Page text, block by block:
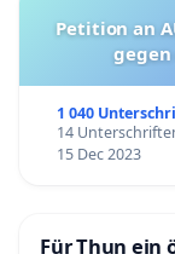
Petition an
gegen
1 040
14
15 Dec 2023
Für Thun ein